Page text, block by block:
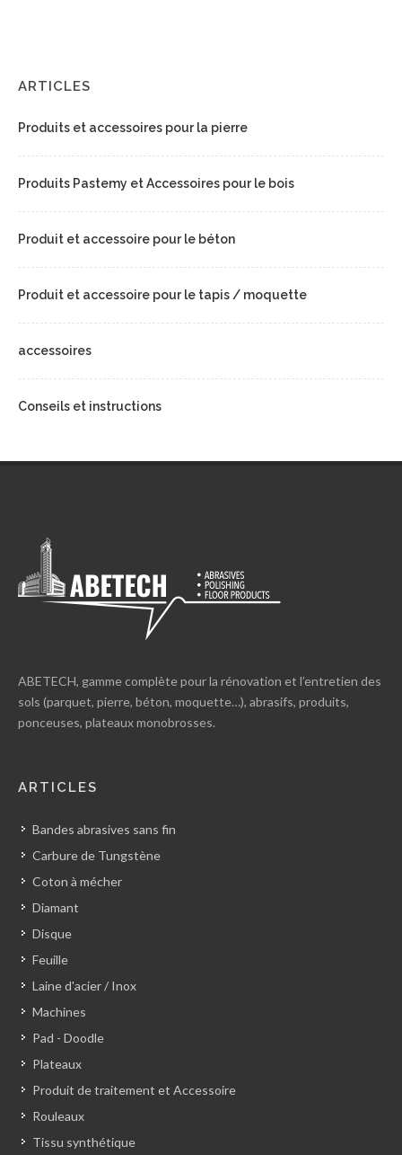
ARTICLES
Produits et accessoires pour la pierre
Produits Pastemy et Accessoires pour le bois
Produit et accessoire pour le béton
Produit et accessoire pour le tapis / moquette
accessoires
Conseils et instructions
ABETECH, gamme complète pour la rénovation et l’entretien des
sols (parquet, pierre, béton, moquette…), abrasifs, produits,
ponceuses, plateaux monobrosses.
ARTICLES
Bandes abrasives sans fin
Carbure de Tungstène
Coton à mécher
Diamant
Disque
Feuille
Laine d'acier / Inox
Machines
Pad - Doodle
Plateaux
Produit de traitement et Accessoire
Rouleaux
Tissu synthétique